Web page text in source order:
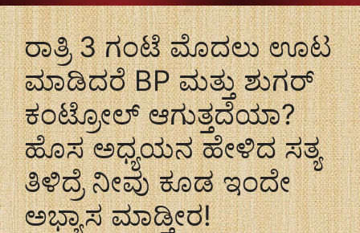
ರಾತ್ರಿ 3 ಗಂಟೆ ಮೊದಲು ಊಟ
ಮಾಡಿದರೆ BP ಮತ್ತು ಶುಗರ್
ಕಂಟ್ರೋಲ್ ಆಗುತ್ತದೆಯಾ?
ಹೊಸ ಅಧ್ಯಯನ ಹೇಳಿದ ಸತ್ಯ
ತಿಳಿದ್ರೆ ನೀವು ಕೂಡ ಇಂದೇ
ಅಭ್ಯಾಸ ಮಾಡ್ತೀರ!